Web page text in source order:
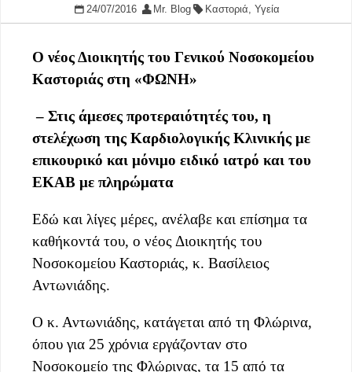
24/07/2016
Mr. Blog Καστοριά ,Υγεία
Ο νέος Διοικητής του Γενικού Νοσοκομείου
Καστοριάς στη «ΦΩΝΗ»
– Στις άμεσες προτεραιότητές του, η
στελέχωση της Καρδιολογικής Κλινικής με
επικουρικό και μόνιμο ειδικό ιατρό και του
ΕΚΑΒ με πληρώματα
Εδώ και λίγες μέρες, ανέλαβε και επίσημα τα
καθήκοντά του, ο νέος Διοικητής του
Νοσοκομείου Καστοριάς, κ. Βασίλειος
Αντωνιάδης.
Ο κ. Αντωνιάδης, κατάγεται από τη Φλώρινα,
όπου για 25 χρόνια εργάζονταν στο
Νοσοκομείο της Φλώρινας, τα 15 από τα